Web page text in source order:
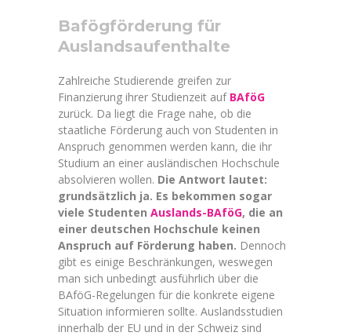
Bafögförderung für
Auslandsaufenthalte
Zahlreiche Studierende greifen zur
Finanzierung ihrer Studienzeit auf BAföG
zurück. Da liegt die Frage nahe, ob die
staatliche Förderung auch von Studenten in
Anspruch genommen werden kann, die ihr
Studium an einer ausländischen Hochschule
absolvieren wollen. Die Antwort lautet:
grundsätzlich ja. Es bekommen sogar
viele Studenten Auslands-BAföG, die an
einer deutschen Hochschule keinen
Anspruch auf Förderung haben. Dennoch
gibt es einige Beschränkungen, weswegen
man sich unbedingt ausführlich über die
BAföG-Regelungen für die konkrete eigene
Situation informieren sollte. Auslandsstudien
innerhalb der EU und in der Schweiz sind